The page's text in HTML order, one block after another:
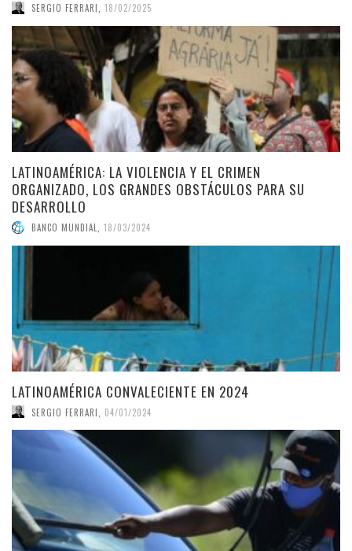
SERGIO FERRARI 18/02/2025
LATINOAMÉRICA: LA VIOLENCIA Y EL CRIMEN
ORGANIZADO, LOS GRANDES OBSTÁCULOS PARA SU
DESARROLLO
BANCO MUNDIAL 18/03/2024
LATINOAMÉRICA CONVALECIENTE EN 2024
SERGIO FERRARI 04/01/2024